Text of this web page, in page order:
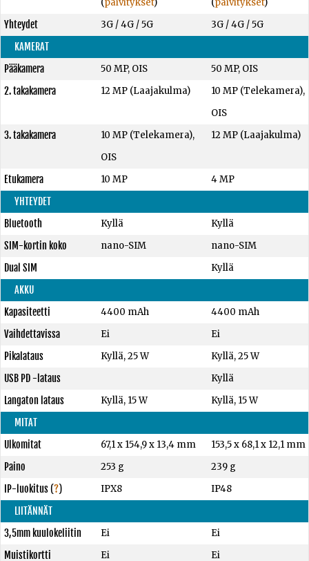
(päivitykset)
(päivitykset)
Yhteydet
3G / 4G / 5G
3G / 4G / 5G
KAMERAT
Pääkamera
50 MP, OIS
50 MP, OIS
2. takakamera
12 MP (Laajakulma)
10 MP (Telekamera),
OIS
3. takakamera
10 MP (Telekamera),
OIS
12 MP (Laajakulma)
Etukamera 10 MP
4 MP
YHTEYDET
Bluetooth
Kyllä
Kyllä
SIM-kortin koko
nano-SIM
nano-SIM
Dual SIM
Kyllä
AKKU
Kapasiteetti
4400 mAh
4400 mAh
Vaihdettavissa
Ei
Ei
Pikalataus
Kyllä, 25 W
Kyllä, 25 W
USB PD -lataus
Kyllä
Langaton lataus
Kyllä, 15 W
Kyllä, 15 W
MITAT
Ulkomitat
67,1 x 154,9 x 13,4 mm
153,5 x 68,1 x 12,1 mm
Paino
253 g
239 g
IP-luokitus(?) IPX8
IP48
LIITÄNNÄT
3,5mm kuulokeliitin
Ei
Ei
Muistikortti
Ei Ei